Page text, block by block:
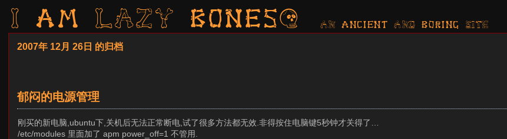
I am LAZY bones? AN ancient AND boring SITE
2007年 12月 26日 的归档
郁闷的电源管理
刚买的新电脑,ubuntu下,关机后无法正常断电,试了很多方法都无效.非得按住电脑键5秒钟才关得了…
/etc/modules 里面加了 apm power_off=1 不管用.